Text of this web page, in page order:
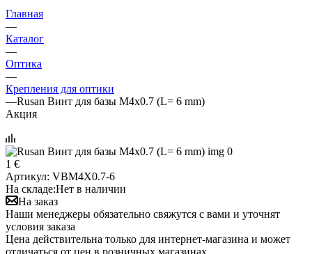
Главная
—
Каталог
—
Оптика
—
Крепления для оптики
—Rusan Винт для базы M4x0.7 (L= 6 mm)
Акция
1 €
Артикул: VBM4X0.7-6
На складе:Нет в наличии
На заказ
Наши менеджеры обязательно свяжутся с вами и уточнят
условия заказа
Цена действительна только для интернет-магазина и может
отличаться от цен в розничных магазинах.